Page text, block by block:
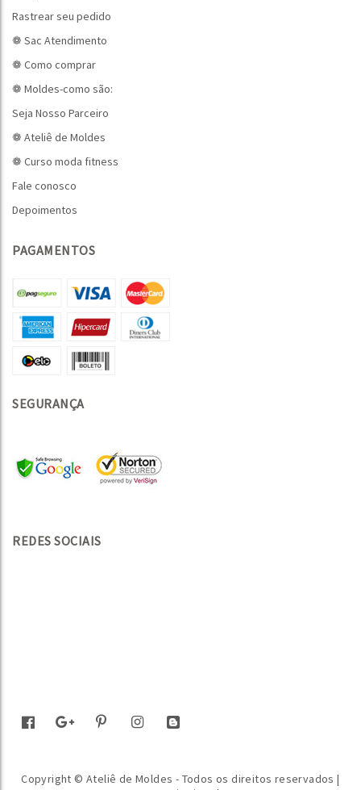
Rastrear seu pedido
❁ Sac Atendimento
❁ Como comprar
❁ Moldes-como são:
Seja Nosso Parceiro
❁ Ateliê de Moldes
❁ Curso moda fitness
Fale conosco
Depoimentos
PAGAMENTOS
SEGURANÇA
REDES SOCIAIS
Copyright © Ateliê de Moldes - Todos os direitos reservados |